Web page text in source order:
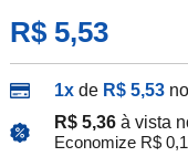
R$ 5,53
1xde R$ 5,53
R$ 5,36 à vista
Economize R$